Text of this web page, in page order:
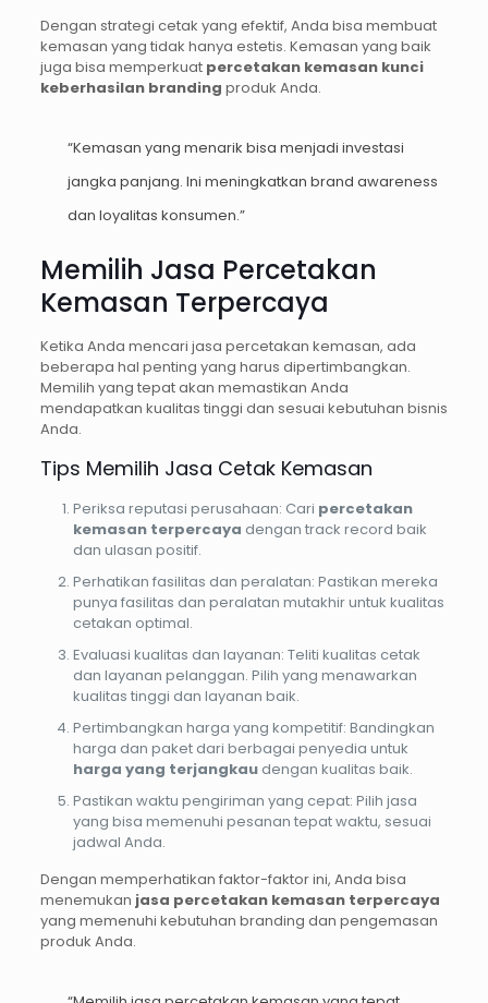
Dengan strategi cetak yang efektif, Anda bisa membuat
kemasan yang tidak hanya estetis. Kemasan yang baik
juga bisa memperkuat percetakan kemasan kunci
keberhasilan branding produk Anda.
“Kemasan yang menarik bisa menjadi investasi
jangka panjang. Ini meningkatkan brand awareness
dan loyalitas konsumen.”
Memilih Jasa Percetakan
Kemasan Terpercaya
Ketika Anda mencari jasa percetakan kemasan, ada
beberapa hal penting yang harus dipertimbangkan.
Memilih yang tepat akan memastikan Anda
mendapatkan kualitas tinggi dan sesuai kebutuhan bisnis
Anda.
Tips Memilih Jasa Cetak Kemasan
Periksa reputasi perusahaan: Cari percetakan
kemasan terpercaya dengan track record baik
dan ulasan positif.
Perhatikan fasilitas dan peralatan: Pastikan mereka
punya fasilitas dan peralatan mutakhir untuk kualitas
cetakan optimal.
Evaluasi kualitas dan layanan: Teliti kualitas cetak
dan layanan pelanggan. Pilih yang menawarkan
kualitas tinggi dan layanan baik.
Pertimbangkan harga yang kompetitif: Bandingkan
harga dan paket dari berbagai penyedia untuk
harga yang terjangkaudengan kualitas baik.
Pastikan waktu pengiriman yang cepat: Pilih jasa
yang bisa memenuhi pesanan tepat waktu, sesuai
jadwal Anda.
Dengan memperhatikan faktor-faktor ini, Anda bisa
menemukan jasa percetakan kemasan terpercaya
yang memenuhi kebutuhan branding dan pengemasan
produk Anda.